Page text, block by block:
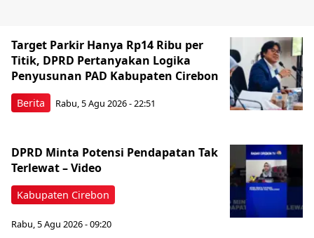
Berita
Target Parkir Hanya Rp14 Ribu per
Titik, DPRD Pertanyakan Logika
Penyusunan PAD Kabupaten Cirebon
Rabu, 5 Agu 2026 - 22:51
Kabupaten Cirebon
‎DPRD Minta Potensi Pendapatan Tak
Terlewat – Video
Rabu, 5 Agu 2026 - 09:20